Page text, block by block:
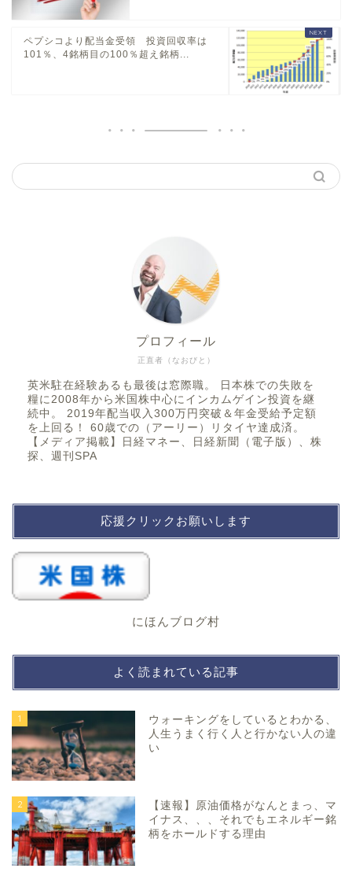
ペプシコより配当金受領 投資回収率は
101％、4銘柄目の100％超え銘柄...
正直者（なおびと）
プロフィール
英米駐在経験あるも最後は窓際職。 日本株での失敗を
糧に2008年から米国株中心にインカムゲイン投資を継
続中。 2019年配当収入300万円突破＆年金受給予定額
を上回る！ 60歳での（アーリー）リタイヤ達成済。
【メディア掲載】日経マネー、日経新聞（電子版）、株
探、週刊SPA
応援クリックお願いします
にほんブログ村
よく読まれている記事
1
ウォーキングをしているとわかる、
人生うまく行く人と行かない人の違
い
2
【速報】原油価格がなんとまっ、マ
イナス、、、それでもエネルギー銘
柄をホールドする理由